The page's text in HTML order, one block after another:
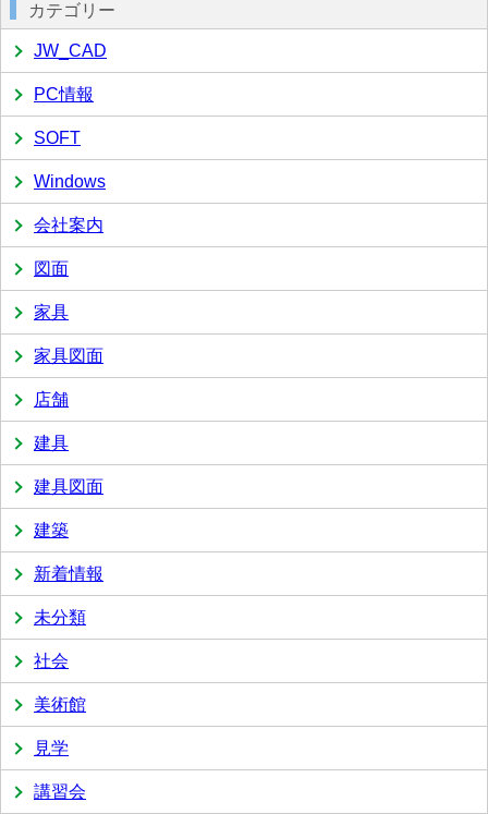
カテゴリー
JW_CAD
PC情報
SOFT
Windows
会社案内
図面
家具
家具図面
店舗
建具
建具図面
建築
新着情報
未分類
社会
美術館
見学
講習会